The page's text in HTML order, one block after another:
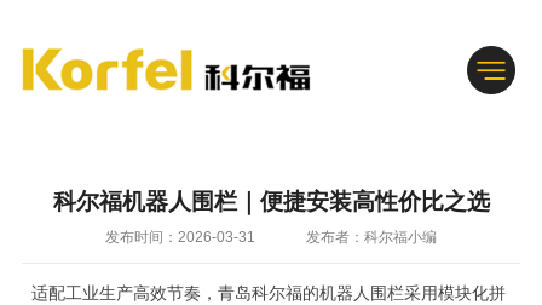
科尔福机器人围栏｜便捷安装高性价比之选
发布时间：2026-03-31 发布者：科尔福小编
适配工业生产高效节奏，青岛科尔福的机器人围栏采用模块化拼